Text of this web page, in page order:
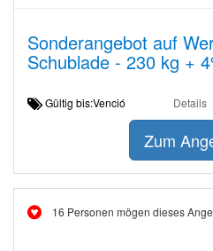
Sonderangebot auf
Schublade - 230 kg +
Gültig bis:Venció Details
Zum
16 Personen mögen dieses